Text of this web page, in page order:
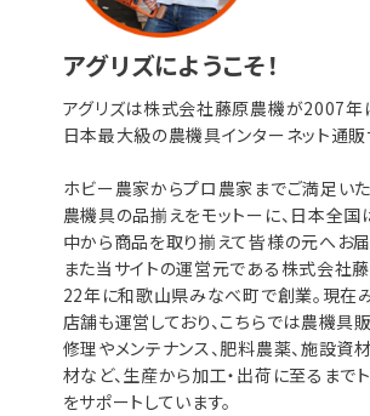
アグリズにようこそ！
アグリズは株式会社藤原農機が2007年
日本最大級の農機具インターネット通販
ホビー農家からプロ農家までご満足い
農機具の品揃えをモットーに、日本全国
中から商品を取り揃えて皆様の元へお届
また当サイトの運営元である株式会社
22年に和歌山県みなべ町で創業。現在
店舗も運営しており、こちらでは農機具
修理やメンテナンス、肥料農薬、施設資
材など、生産から加工・出荷に至るまで
をサポートしています。